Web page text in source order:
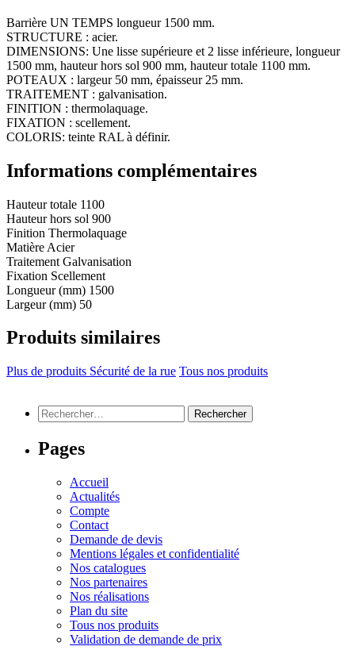
Barrière UN TEMPS longueur 1500 mm.
STRUCTURE : acier.
DIMENSIONS: Une lisse supérieure et 2 lisse inférieure, longueur
1500 mm, hauteur hors sol 900 mm, hauteur totale 1100 mm.
POTEAUX : largeur 50 mm, épaisseur 25 mm.
TRAITEMENT : galvanisation.
FINITION : thermolaquage.
FIXATION : scellement.
COLORIS: teinte RAL à définir.
Informations complémentaires
Hauteur totale 1100
Hauteur hors sol 900
Finition Thermolaquage
Matière Acier
Traitement Galvanisation
Fixation Scellement
Longueur (mm) 1500
Largeur (mm) 50
Produits similaires
Plus de produits Sécurité de la rue Tous nos produits
Rechercher :
Pages
Accueil
Actualités
Compte
Contact
Demande de devis
Mentions légales et confidentialité
Nos catalogues
Nos partenaires
Nos réalisations
Plan du site
Tous nos produits
Validation de demande de prix